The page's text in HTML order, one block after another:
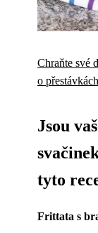
Chraňte své
o
Jsou
tyto
Frittata s